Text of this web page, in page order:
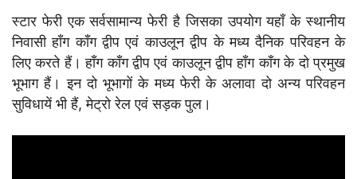
स्टार फेरी एक सर्वसामान्य फेरी है जिसका उपयोग यहाँ के स्थानीय
निवासी हाँग काँग द्वीप एवं काउलून द्वीप के मध्य दैनिक परिवहन के
लिए करते हैं। हाँग काँग द्वीप एवं काउलून द्वीप हाँग काँग के दो प्रमुख
भूभाग हैं। इन दो भूभागों के मध्य फेरी के अलावा दो अन्य परिवहन
सुविधायें भी हैं, मेट्रो रेल एवं सड़क पुल।